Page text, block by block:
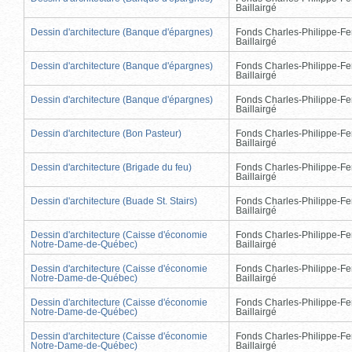
Baillairgé
Dessin d'architecture (Banque d'épargnes)
Fonds Charles-Philippe-
Baillairgé
Dessin d'architecture (Banque d'épargnes)
Fonds Charles-Philippe-
Baillairgé
Dessin d'architecture (Banque d'épargnes)
Fonds Charles-Philippe-
Baillairgé
Dessin d'architecture (Bon Pasteur)
Fonds Charles-Philippe-
Baillairgé
Dessin d'architecture (Brigade du feu)
Fonds Charles-Philippe-
Baillairgé
Dessin d'architecture (Buade St. Stairs)
Fonds Charles-Philippe-
Baillairgé
Dessin d'architecture (Caisse d'économie
Notre-Dame-de-Québec)
Fonds Charles-Philippe-
Baillairgé
Dessin d'architecture (Caisse d'économie
Notre-Dame-de-Québec)
Fonds Charles-Philippe-
Baillairgé
Dessin d'architecture (Caisse d'économie
Notre-Dame-de-Québec)
Fonds Charles-Philippe-
Baillairgé
Dessin d'architecture (Caisse d'économie
Notre-Dame-de-Québec)
Fonds Charles-Philippe-
Baillairgé